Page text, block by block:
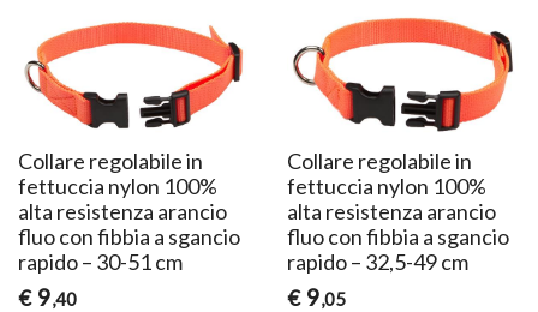
Collare regolabile in
fettuccia nylon 100%
alta resistenza arancio
fluo con fibbia a sgancio
rapido – 30-51 cm
€ 9,40
Collare regolabile in
fettuccia nylon 100%
alta resistenza arancio
fluo con fibbia a sgancio
rapido – 32,5-49 cm
€ 9,05